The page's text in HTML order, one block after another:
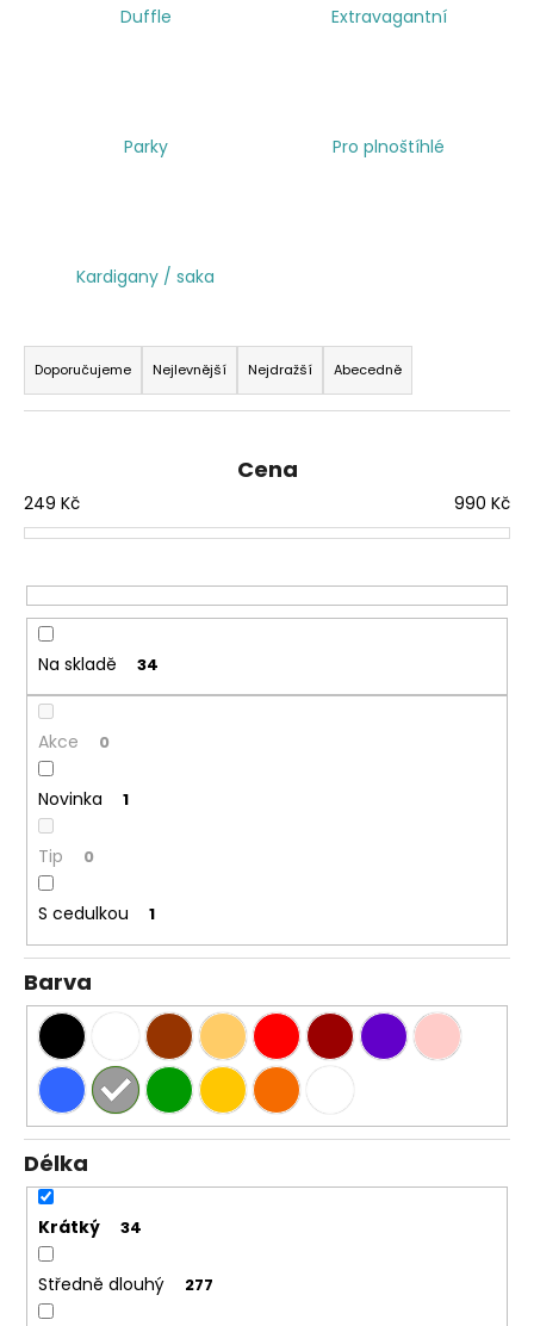
Duffle Extravagantní
Parky Pro plnoštíhlé
Kardigany / saka
Ř
a
z
í
p
o
d
u
k
ů
Doporučujeme Nejlevnější Nejdražší Abecedně
Cena
249 Kč 990 Kč
Na skladě 34
Akce 0
Novinka 1
Tip 0
S cedulkou 1
Barva
Délka
Krátký 34
Středně dlouhý 277